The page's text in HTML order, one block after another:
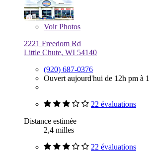
VoirPhotos
2221 Freedom Rd
Little Chute, WI 54140
(920) 687-0376
Ouvert aujourd'hui de 12h pm à
22 évaluations
Distance estimée
2,4 milles
22 évaluations